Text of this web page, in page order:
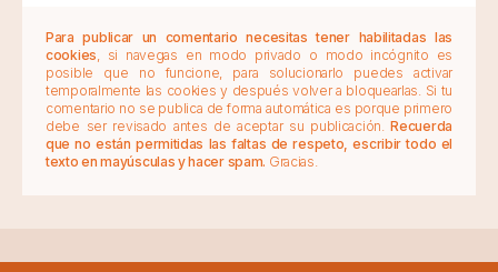
Para publicar un comentario necesitas tener habilitadas las
cookies , si navegas en modo privado o modo incógnito es
posible que no funcione, para solucionarlo puedes activar
temporalmente las cookies y después volver a bloquearlas. Si tu
comentario no se publica de forma automática es porque primero
debe ser revisado antes de aceptar su publicación.Recuerda
que no están permitidas las faltas de respeto, escribir todo el
texto en mayúsculas y hacer spam. Gracias.